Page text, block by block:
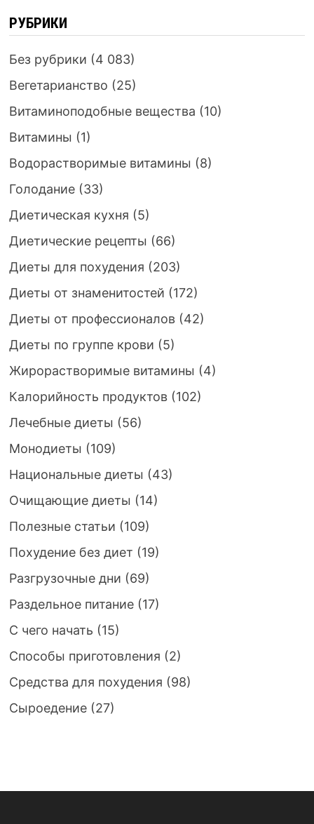
РУБРИКИ
Без рубрики (4 083)
Вегетарианство (25)
Витаминоподобные вещества (10)
Витамины (1)
Водорастворимые витамины (8)
Голодание(33)
Диетическая кухня (5)
Диетические рецепты (66)
Диеты для похудения (203)
Диеты от знаменитостей (172)
Диеты от профессионалов(42)
Диеты по группе крови (5)
Жирорастворимые витамины (4)
Калорийность продуктов(102)
Лечебные диеты (56)
Монодиеты (109)
Национальные диеты (43)
Очищающие диеты (14)
Полезные статьи (109)
Похудение без диет (19)
Разгрузочные дни (69)
Раздельное питание(17)
С чего начать (15)
Способы приготовления (2)
Средства для похудения (98)
Сыроедение(27)